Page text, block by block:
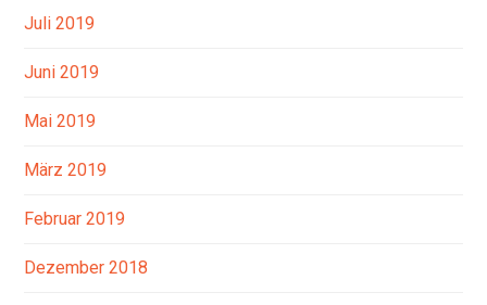
Juli 2019
Juni 2019
Mai 2019
März 2019
Februar 2019
Dezember 2018